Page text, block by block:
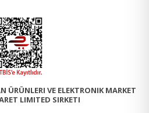
ÜRÜNLERI VE ELEKTRONIK MARKET
LIMITED SIRKETI